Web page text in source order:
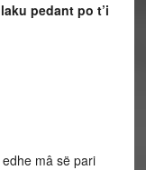
pedant po t’i
mâ së pari